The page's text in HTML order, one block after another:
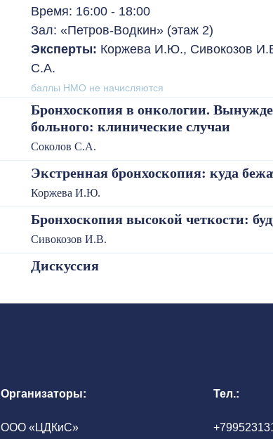
Время: 16:00 - 18:00
Зал: «Петров-Водкин» (этаж 2)
Эксперты: Коржева И.Ю., Сивокозов
С.А.
баллы НМО не начисляются
Бронхоскопия в онкологии.
больного: клинические случаи
Соколов С.А.
Экстренная бронхоскопия: куда
Коржева И.Ю.
Бронхоскопия высокой четкости:
Сивокозов И.В.
Дискуссия
Организаторы:
ООО «ЦДКиС»
Тел.: